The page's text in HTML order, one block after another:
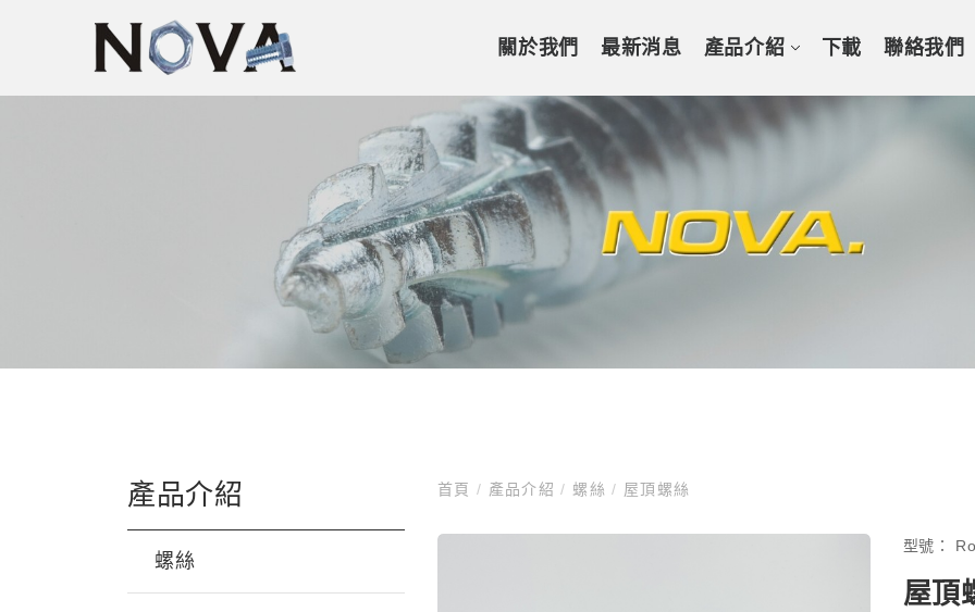
關於我們 最新消息 產品介紹 下載 聯絡我們
產品介紹
螺絲
首頁/ 產品介紹/ 螺絲/ 屋頂螺絲
型號：
屋頂